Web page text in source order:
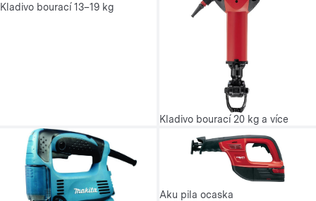
Kladivo bourací 13–19 kg
Kladivo bourací 20 kg a více
Aku pila ocaska